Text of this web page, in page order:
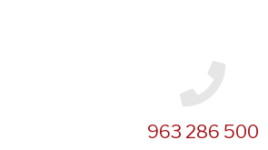
963 286 500